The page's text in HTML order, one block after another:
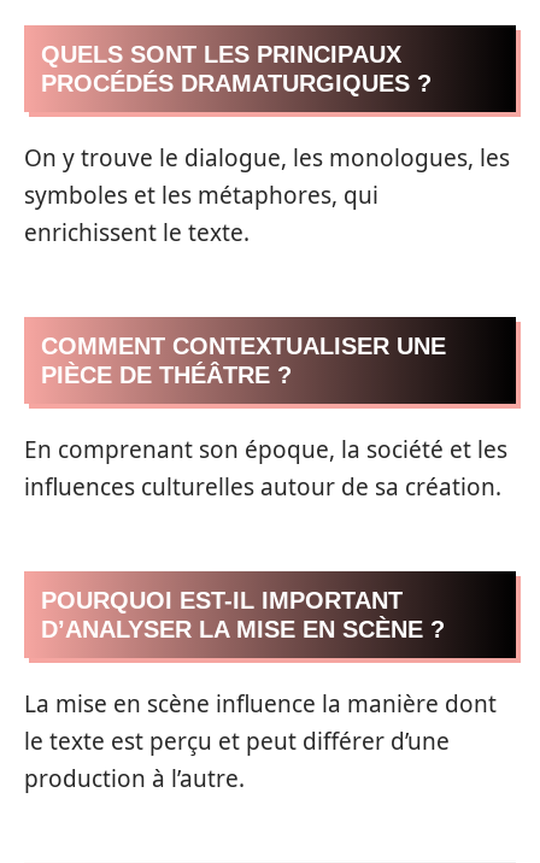
QUELS SONT LES PRINCIPAUX
PROCÉDÉS DRAMATURGIQUES ?
On y trouve le dialogue, les monologues, les
symboles et les métaphores, qui
enrichissent le texte.
COMMENT CONTEXTUALISER UNE
PIÈCE DE THÉÂTRE ?
En comprenant son époque, la société et les
influences culturelles autour de sa création.
POURQUOI EST-IL IMPORTANT
D’ANALYSER LA MISE EN SCÈNE ?
La mise en scène influence la manière dont
le texte est perçu et peut différer d’une
production à l’autre.